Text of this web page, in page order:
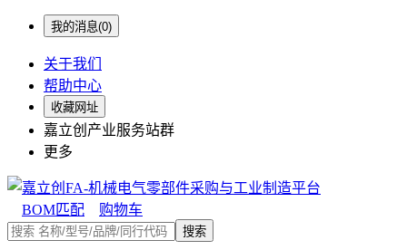
我的消息(0)
关于我们
帮助中心
收藏网址
嘉立创产业服务站群
更多
BOM匹配 购物车
搜索